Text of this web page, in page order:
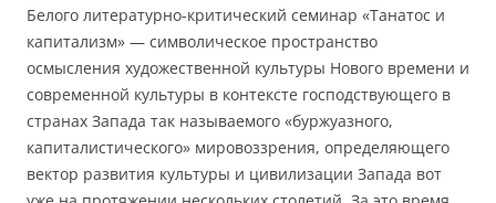
Белого литературно-критический семинар «Танатос и
капитализм» — символическое пространство
осмысления художественной культуры Нового времени и
современной культуры в контексте господствующего в
странах Запада так называемого «буржуазного,
капиталистического» мировоззрения, определяющего
вектор развития культуры и цивилизации Запада вот